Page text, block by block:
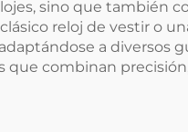
sino que también
reloj de vestir o
a diversos
que combinan